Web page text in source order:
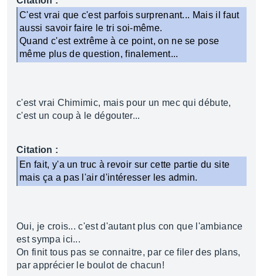
C'est vrai que c'est parfois surprenant... Mais il faut
aussi savoir faire le tri soi-même.
Quand c'est extrême à ce point, on ne se pose
même plus de question, finalement...
c'est vrai Chimimic, mais pour un mec qui débute,
c'est un coup à le dégouter...
Citation :
En fait, y'a un truc à revoir sur cette partie du site
mais ça a pas l'air d'intéresser les admin.
Oui, je crois... c'est d'autant plus con que l'ambiance
est sympa ici...
On finit tous pas se connaitre, par ce filer des plans,
par apprécier le boulot de chacun!